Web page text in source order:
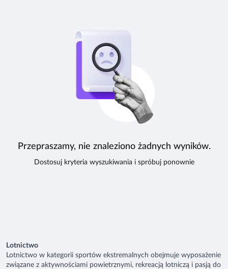
Przepraszamy, nie znaleziono żadnych wyników.
Dostosuj kryteria wyszukiwania i spróbuj ponownie
Lotnictwo
Lotnictwo w kategorii sportów ekstremalnych obejmuje wyposażenie
związane z aktywnościami powietrznymi, rekreacją lotniczą i pasją do